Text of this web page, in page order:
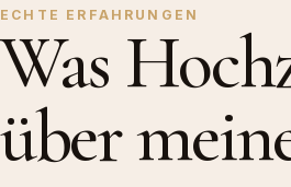
ECHTE ERFAHRUNGEN
Was
über